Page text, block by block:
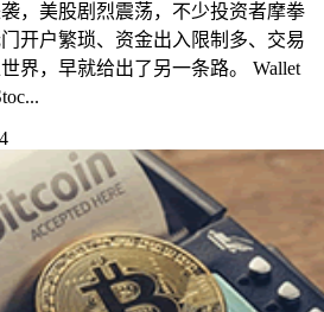
，美股剧烈震荡，不少投资者摩拳
开户繁琐、资金出入限制多、交易
界，早就给出了另一条路。 Wallet